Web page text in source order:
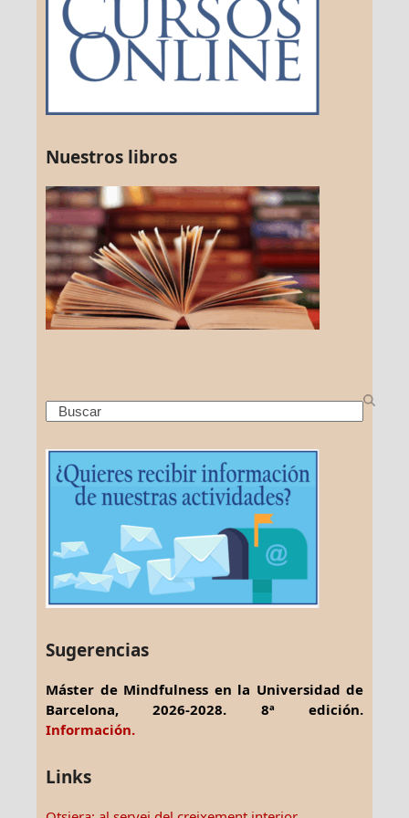
Nuestros libros
Search
Sugerencias
Máster de Mindfulness en la Universidad de
Barcelona, 2026-2028. 8ª edición.
Información.
Links